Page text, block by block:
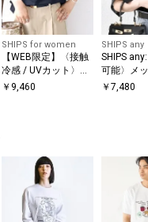
SHIPS for women
【WEB限定】〈接触
冷感 / UVカット〉シ
アー オーガンジー コ
￥ 9,460
SHIPS any
SHIPS
可能〉メ
ー ハンカ
￥7,480